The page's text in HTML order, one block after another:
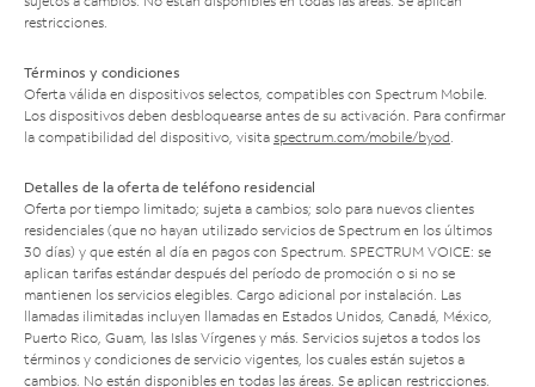
restricciones.
Términos y condiciones
Oferta válida en dispositivos selectos, compatibles con Spectrum Mobile.
Los dispositivos deben desbloquearse antes de su activación. Para confirmar
la compatibilidad del dispositivo, visita spectrum.com/mobile/byod
Detalles de la oferta de teléfono residencial
Oferta por tiempo limitado; sujeta a cambios; solo para nuevos clientes
residenciales (que no hayan utilizado servicios de Spectrum en los últimos
30 días) y que estén al día en pagos con Spectrum. SPECTRUM VOICE: se
aplican tarifas estándar después del período de promoción o si no se
mantienen los servicios elegibles. Cargo adicional por instalación. Las
llamadas ilimitadas incluyen llamadas en Estados Unidos, Canadá, México,
Puerto Rico, Guam, las Islas Vírgenes y más. Servicios sujetos a todos los
términos y condiciones de servicio vigentes, los cuales están sujetos a
cambios. No están disponibles en todas las áreas. Se aplican restricciones.